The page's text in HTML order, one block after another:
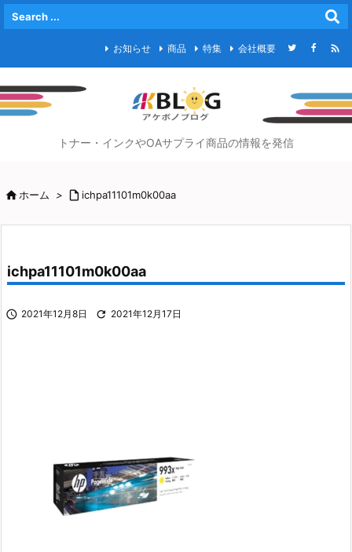
お知らせ 商品 特集 会社概要 
トナー・インクやOAサプライ商品の情報を発信
ホーム >  ichpa11101m0k00aa
ichpa11101m0k00aa
 2021年12月8日  2021年12月17日